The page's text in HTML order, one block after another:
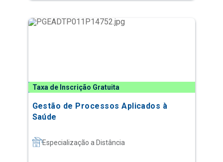
Taxa de Inscrição Gratuita
Gestão de Processos Aplicados à
Saúde
Especialização a Distância